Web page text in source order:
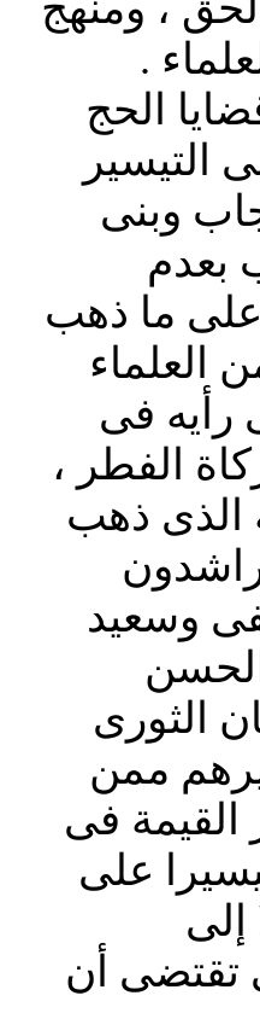
.
الحج
التيسير
وبنى
بعدم
على ما ذهب
العلماء
رأيه فى
الفطر ،
الذى ذهب
وسعيد
الثورى
ممن
فى
على
تقتضى أن